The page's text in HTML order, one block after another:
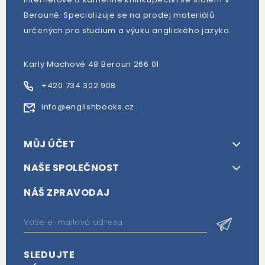
Berouně. Specializuje se na prodej materiálů
určených pro studium a výuku anglického jazyka.
Karly Machové 48 Beroun 266 01
+420 734 302 908
info@englishbooks.cz
MŮJ ÚČET
NAŠE SPOLEČNOST
NÁŠ ZPRAVODAJ
SLEDUJTE